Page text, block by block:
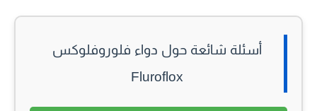
أسئلة شائعة حول دواء فلوروفلوكس
Fluroflox